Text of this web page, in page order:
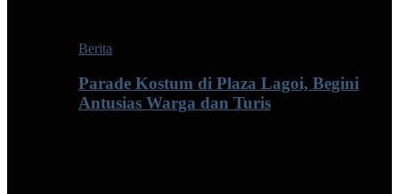
Berita
Parade Kostum di Plaza Lagoi, Begini
Antusias Warga dan Turis